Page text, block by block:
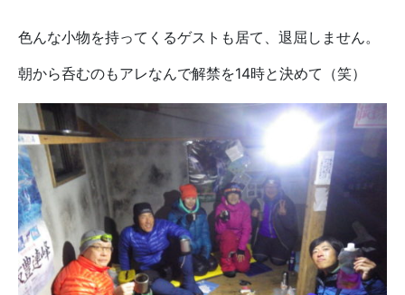
色んな小物を持ってくるゲストも居て、退屈しません。
朝から呑むのもアレなんで解禁を14時と決めて（笑）